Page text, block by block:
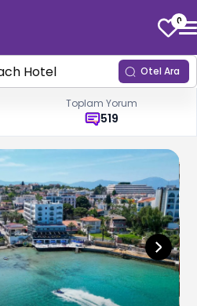
0
Otel Ara
Toplam Yorum
519